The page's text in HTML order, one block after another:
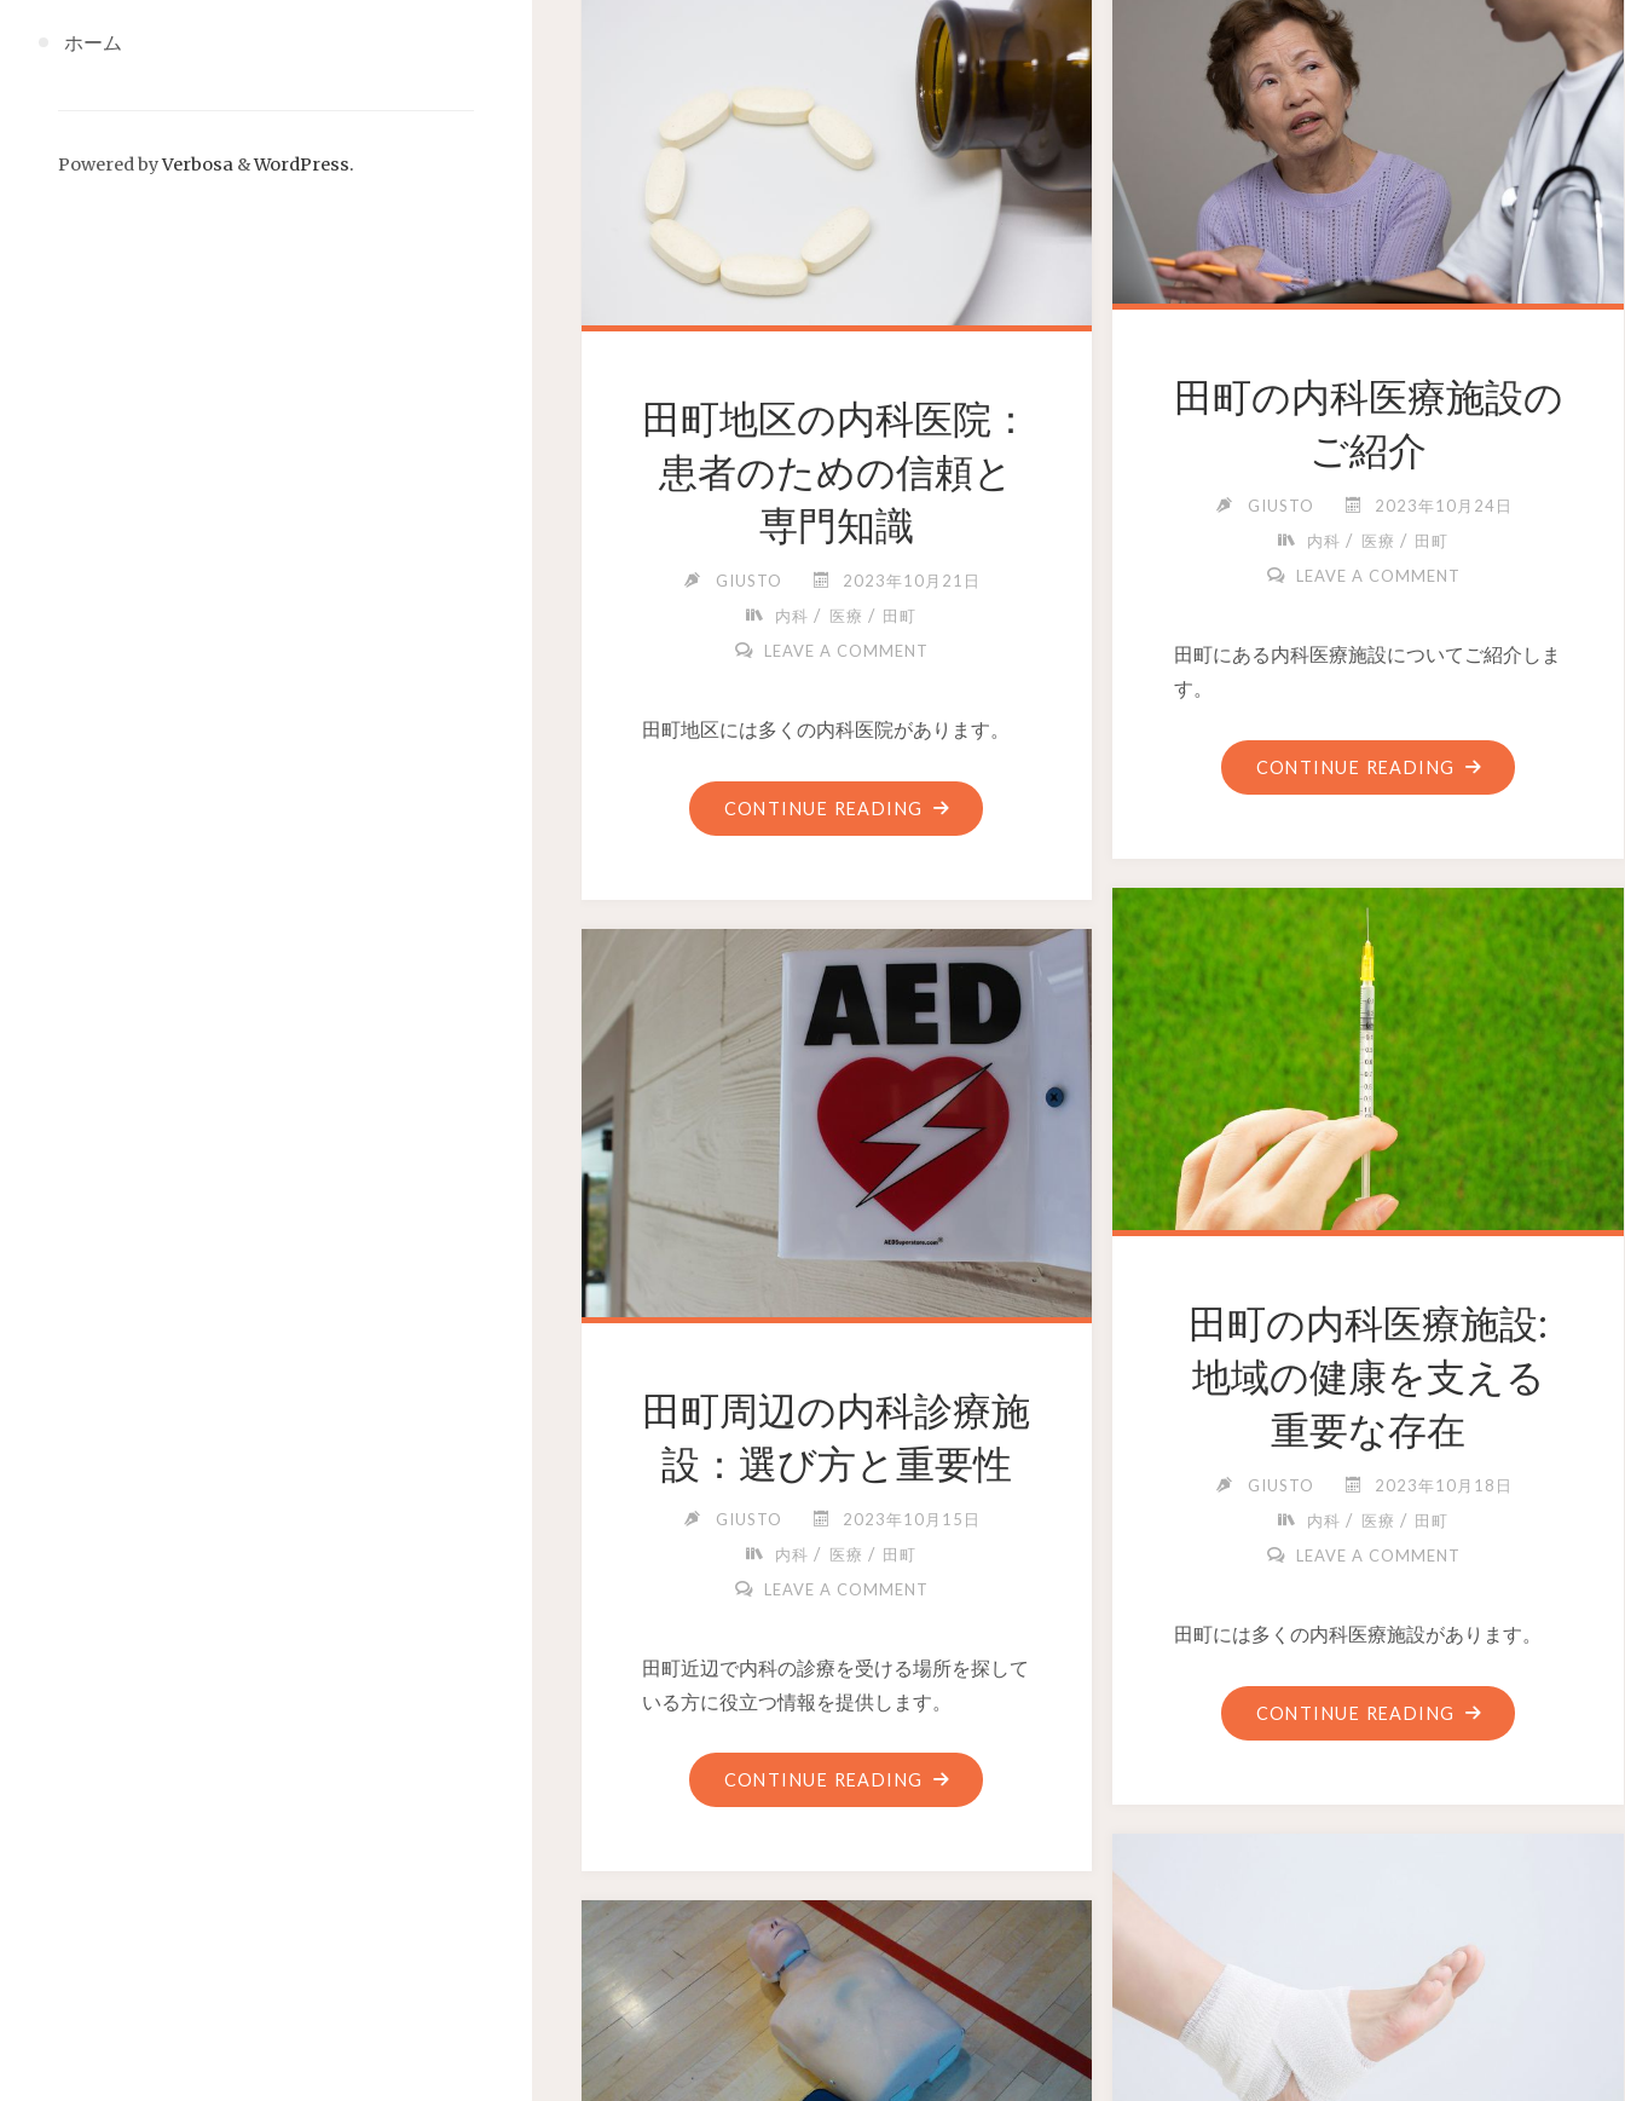
ホーム
Powered byVerbosa &WordPress.
田町の内科医療施設の
ご紹介
GIUSTO
2023年10月24日
内科 / 医療 / 田町
LEAVE A COMMENT
田町にある内科医療施設についてご紹介しま
す。
CONTINUE READING
田町地区の内科医院：
患者のための信頼と
専門知識
GIUSTO
2023年10月21日
内科 / 医療 / 田町
LEAVE A COMMENT
田町地区には多くの内科医院があります。
CONTINUE READING
田町の内科医療施設:
地域の健康を支える
重要な存在
GIUSTO
2023年10月18日
内科 / 医療 / 田町
LEAVE A COMMENT
田町には多くの内科医療施設があります。
CONTINUE READING
田町周辺の内科診療施
設：選び方と重要性
GIUSTO
2023年10月15日
内科 / 医療 / 田町
LEAVE A COMMENT
田町近辺で内科の診療を受ける場所を探して
いる方に役立つ情報を提供します。
CONTINUE READING